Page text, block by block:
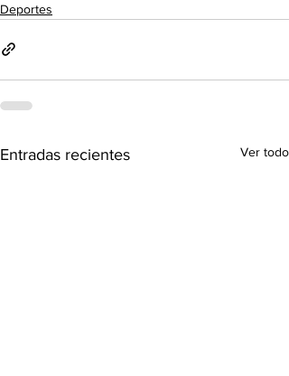
Deportes
Entradas recientes Ver todo